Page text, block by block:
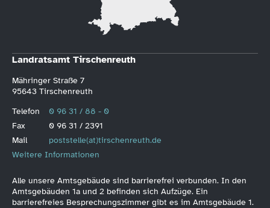
Landratsamt Tirschenreuth
Mähringer Straße 7
95643 Tirschenreuth
Telefon
0 96 31 / 88 - 0
Fax
0 96 31 / 2391
Mail
poststelle(at)tirschenreuth.de
Weitere Informationen
Alle unsere Amtsgebäude sind barrierefrei verbunden. In den
Amtsgebäuden 1a und 2 befinden sich Aufzüge. Ein
barrierefreies Besprechungszimmer gibt es im Amtsgebäude 1.